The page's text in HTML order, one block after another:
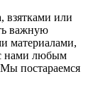
взятками или
важную
материалами,
нами любым
постараемся